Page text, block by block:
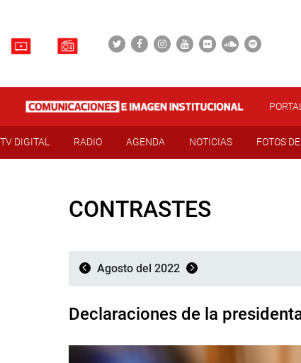
PORTAL
TV DIGITAL RADIO AGENDA NOTICIAS FOTOS
CONTRASTES
Agosto del 2022
Declaraciones de la